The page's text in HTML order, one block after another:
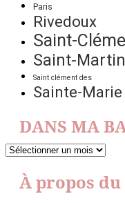
Paris
Rivedoux
Saint-
Saint-
Saint clément des
Sainte-Marie
DANS MA
DANS
BAZENNE
(ARCHIVES)
À propos